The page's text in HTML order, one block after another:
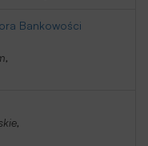
Bankowości